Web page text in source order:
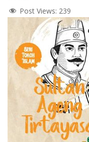
Post Views: 239